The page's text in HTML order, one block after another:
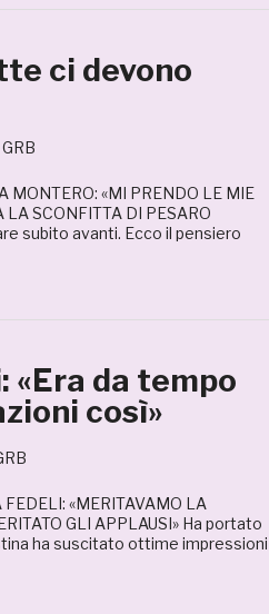
ci devono
MONTERO: «MI PRENDO LE MIE
SCONFITTA DI PESARO
subito avanti. Ecco il pensiero
«Era da tempo
così»
«MERITAVAMO LA
GLI APPLAUSI» Ha portato
ha suscitato ottime impressioni